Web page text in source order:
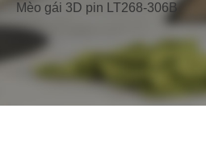
Mèo gái 3D pin LT268-306B